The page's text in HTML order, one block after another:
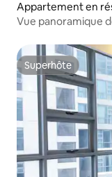
Appartement en
Vue panoramique
Superhôte
Superhôte